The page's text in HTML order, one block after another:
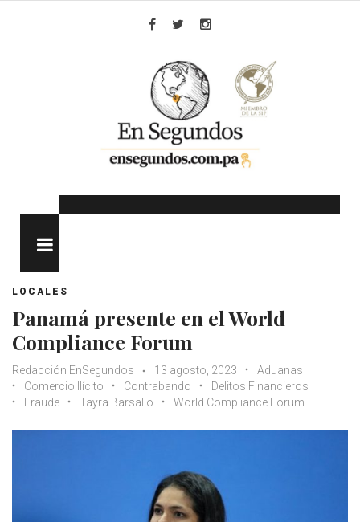
LOCALES
Panamá presente en el World
Compliance Forum
Redacción EnSegundos 13 agosto, 2023
Aduanas
Comercio Ilícito
Contrabando
Delitos Financieros
Fraude
Tayra Barsallo World Compliance Forum